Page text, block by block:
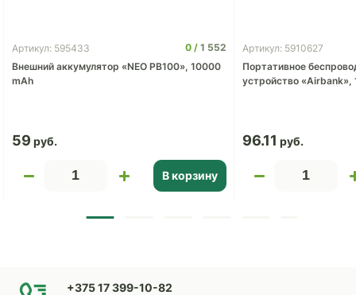
Артикул: 595433 0
1 552
Внешний аккумулятор «NEO PB100», 10000
mAh
59
В корзину
Артикул: 5910627
Портативное
устройство «Airbank»,
96.11
+375 17 399-10-82